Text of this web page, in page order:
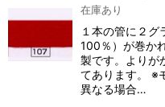
在庫あり
１本の管に２グ
100％）が巻か
製です。よりが
てあります。 ※
異なる場合…